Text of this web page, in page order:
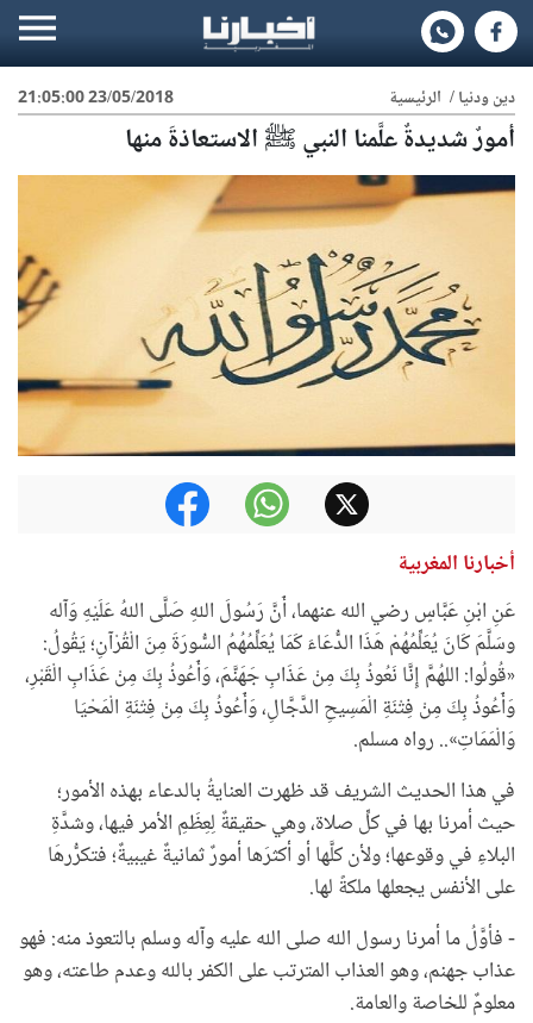
23/05/2018 21:05:00 دين ودنيا/ الرئيسية
أمورٌ شديدةٌ علَّمنا النبي ﷺ الاستعاذةَ منها
أخبارنا المغربية
عَنِ ابْنِ عَبَّاسٍ رضي الله عنهما، أَنَّ رَسُولَ اللهِ صَلَّى اللهُ عَلَيْهِ وَآله
وسَلَّمَ كَانَ يُعَلِّمُهُمْ هَذَا الدُّعَاءَ كَمَا يُعَلِّمُهُمُ السُّورَةَ مِنَ الْقُرْآنِ؛ يَقُولُ:
«قُولُوا: اللهُمَّ إِنَّا نَعُوذُ بِكَ مِنْ عَذَابِ جَهَنَّمَ، وَأَعُوذُ بِكَ مِنْ عَذَابِ الْقَبْرِ،
وَأَعُوذُ بِكَ مِنْ فِتْنَةِ الْمَسِيحِ الدَّجَّالِ، وَأَعُوذُ بِكَ مِنْ فِتْنَةِ الْمَحْيَا
وَالْمَمَاتِ».. رواه مسلم.
في هذا الحديث الشريف قد ظهرت العنايةُ بالدعاء بهذه الأمور؛
حيث أمرنا بها في كلِّ صلاة، وهي حقيقةٌ لِعِظَمِ الأمر فيها، وشدَّةِ
البلاءِ في وقوعها؛ ولأن كلَّها أو أكثرَها أمورٌ ثمانيةٌ غيبيةٌ؛ فتكرُّرهَا
على الأنفس يجعلها ملكةً لها.
- فأوَّلُ ما أمرنا رسول الله صلى الله عليه وآله وسلم بالتعوذ منه: فهو
عذاب جهنم، وهو العذاب المترتب على الكفر بالله وعدم طاعته، وهو
معلومٌ للخاصة والعامة.